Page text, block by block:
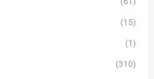
(15)
(1)
(310)